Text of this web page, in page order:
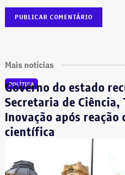
Mais notícias
POLÍTICA
Governo do estado
Secretaria de Ciência,
Inovação após reação
científica